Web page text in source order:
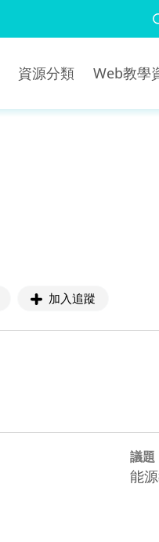
資源分類 Web教學
加入追蹤
議題
能